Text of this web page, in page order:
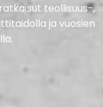
teollisuus-,
ja vuosien